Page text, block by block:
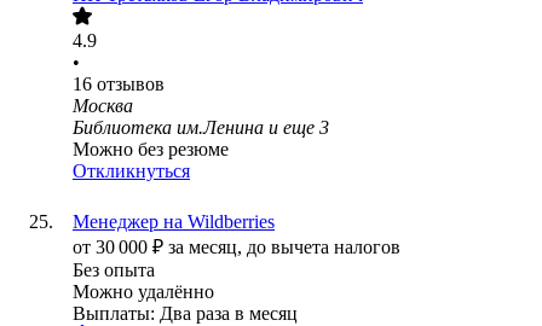
4.9
•
16 отзывов
Москва
Библиотека им.Ленина и еще 3
Можно без резюме
Откликнуться
Менеджер на Wildberries
от 30 000 ₽ за месяц, до вычета налогов
Без опыта
Можно удалённо
Выплаты: Два раза в месяц